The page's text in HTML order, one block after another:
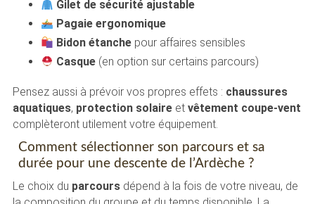
Gilet de sécurité ajustable
Pagaie ergonomique
Bidon étanchepour affaires sensibles
Casque(en option sur certains parcours)
Pensez aussi à prévoir vos propres effets : chaussures
aquatiques, protection solaireet vêtement coupe-vent
complèteront utilement votre équipement.
Comment sélectionner son parcours et sa
durée pour une descente de l’Ardèche ?
Le choix du parcoursdépend à la fois de votre niveau, de